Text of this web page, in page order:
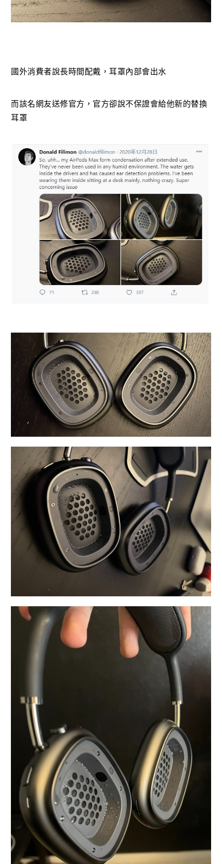
國外消費者說長時間配戴，耳罩內部會出水
而該名網友送修官方，官方卻說不保證會給他新的替換
耳罩